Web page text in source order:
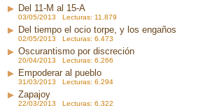
Del 11-M al 15-A
03/05/2013 Lecturas: 11.879
Del tiempo el ocio torpe, y los engaños
02/05/2013 Lecturas: 6.473
Oscurantismo por discreción
20/04/2013 Lecturas: 6.266
Empoderar al pueblo
31/03/2013 Lecturas: 6.294
Zapajoy
22/03/2013 Lecturas: 6.322